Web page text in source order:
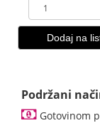
Dodaj na
Podržani
Gotovinom